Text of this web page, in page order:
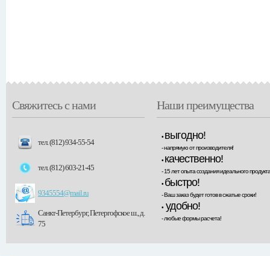
Свяжитесь с нами
тел. (812) 934-55-54
тел. (812) 603-21-45
9345554@mail.ru
Санкт-Петербург, Петергофское ш., д.
75
Наши преимущества
• выгодно!
- напрямую от производителя!
• качественно!
- 15 лет опыта создания идеального
• быстро!
- Ваш заказ будет готов в сжатые сроки!
• удобно!
- любые формы расчета!